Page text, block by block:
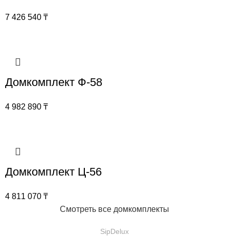
7 426 540 ₸
Домкомплект Ф-58
4 982 890 ₸
Домкомплект Ц-56
4 811 070 ₸
Смотреть все домкомплекты
SipDelux